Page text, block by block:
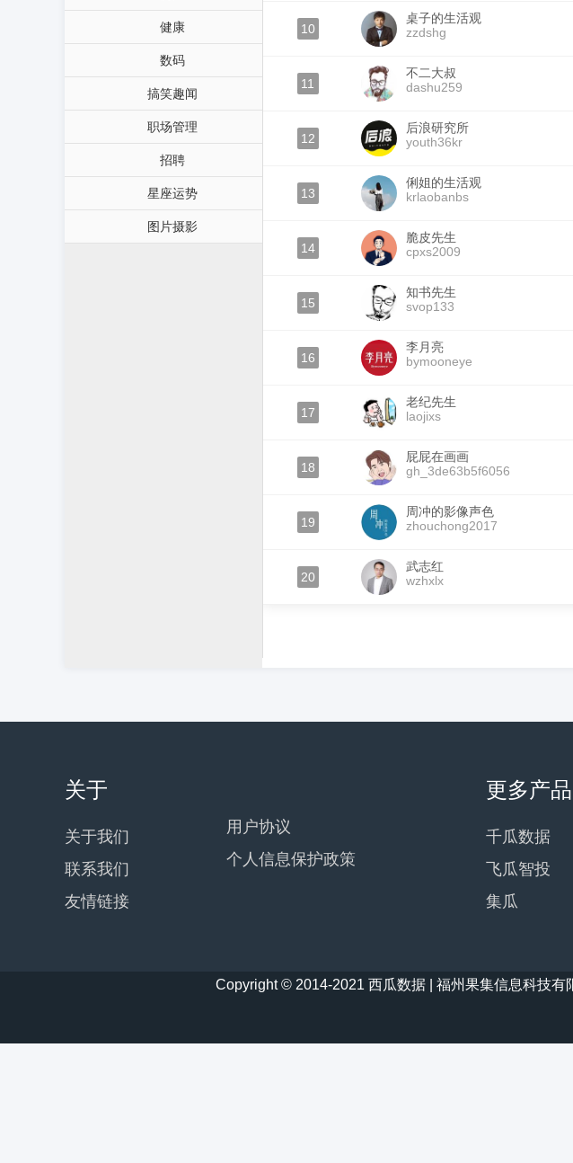
健康
数码
搞笑趣闻
职场管理
招聘
星座运势
图片摄影
10
桌子的生活观
zzdshg
11
不二大叔
dashu259
12
后浪研究所
youth36kr
13
俐姐的生活观
krlaobanbs
14
脆皮先生
cpxs2009
15
知书先生
svop133
16
李月亮
bymooneye
17
老纪先生
laojixs
18
屁屁在画画
gh_3de63b5f6056
19
周冲的影像声色
zhouchong2017
20
武志红
wzhxlx
关于
关于我们
联系我们
友情链接
用户协议
个人信息保护政策
更多产品
千瓜数据
飞瓜智投
集瓜
Copyright © 2014-2021 西瓜数据 | 福州果集信息科技有